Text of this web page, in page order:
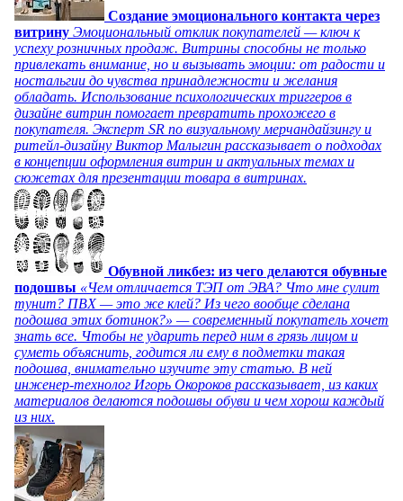
Создание эмоционального контакта через
витрину Эмоциональный отклик покупателей — ключ к
успеху розничных продаж. Витрины способны не только
привлекать внимание, но и вызывать эмоции: от радости и
ностальгии до чувства принадлежности и желания
обладать. Использование психологических триггеров в
дизайне витрин помогает превратить прохожего в
покупателя. Эксперт SR по визуальному мерчандайзингу и
ритейл-дизайну Виктор Малыгин рассказывает о подходах
в концепции оформления витрин и актуальных темах и
сюжетах для презентации товара в витринах.
Обувной ликбез: из чего делаются обувные
подошвы «Чем отличается ТЭП от ЭВА? Что мне сулит
тунит? ПВХ — это же клей? Из чего вообще сделана
подошва этих ботинок?» — современный покупатель хочет
знать все. Чтобы не ударить перед ним в грязь лицом и
суметь объяснить, годится ли ему в подметки такая
подошва, внимательно изучите эту статью. В ней
инженер-технолог Игорь Окороков рассказывает, из каких
материалов делаются подошвы обуви и чем хорош каждый
из них.